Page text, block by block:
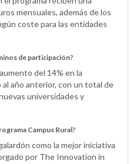
mensuales, además de los
coste para las entidades
de participación?
del 14% en la
año anterior, con un total de
universidades y
Campus Rural?
como la mejor iniciativa
por The Innovation in